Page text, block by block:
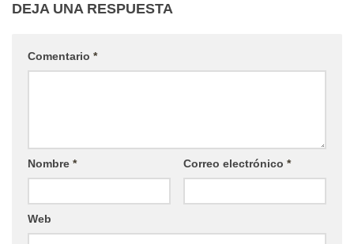
DEJA UNA RESPUESTA
Comentario *
Nombre * Correo electrónico *
Web